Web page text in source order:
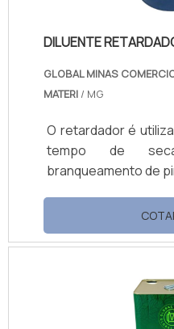
DILUENTE
GLOBAL MINAS
MATERI / MG
O retardador é
tempo de
branqueamento de